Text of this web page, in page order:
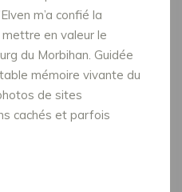
m’a confié la
en valeur le
du Morbihan. Guidée
mémoire vivante du
de sites
cachés et parfois